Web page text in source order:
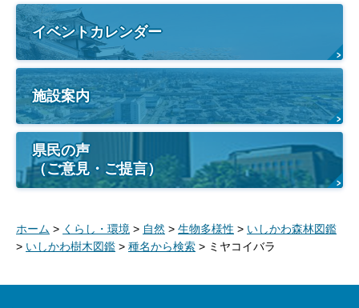
イベントカレンダー
施設案内
県民の声
（ご意見・ご提言）
ホーム > くらし・環境 > 自然 > 生物多様性 > いしかわ森林図鑑
> いしかわ樹木図鑑 > 種名から検索 > ミヤコイバラ